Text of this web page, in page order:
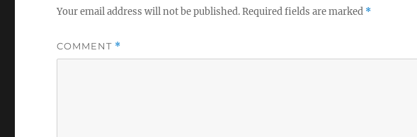
Your email address will not be published.Required fields are marked *
COMMENT *